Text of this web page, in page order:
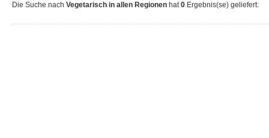
Die Suche nach Vegetarisch in allen Regionen hat0 Ergebnis(se) geliefert: